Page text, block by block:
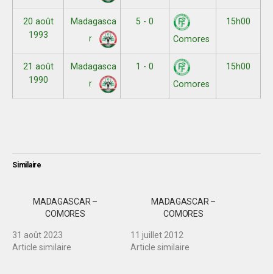
20 août
1993
Madagasca
r
5 - 0
Comores
15h00
21 août
1990
Madagasca
r
1 - 0
Comores
15h00
Similaire
MADAGASCAR –
COMORES
31 août 2023
Article similaire
MADAGASCAR –
COMORES
11 juillet 2012
Article similaire